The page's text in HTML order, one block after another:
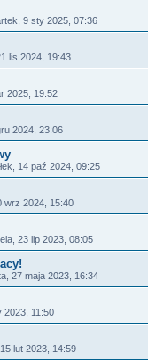
9 sty 2025, 07:36
lis 2024, 19:43
2025, 19:52
2024, 23:06
14 paź 2024, 09:25
wrz 2024, 15:40
23 lip 2023, 08:05
27 maja 2023, 16:34
2023, 11:50
lut 2023, 14:59